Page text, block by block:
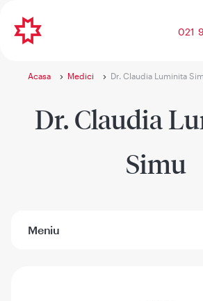
021
Acasa Medici Dr. Claudia Luminita
Dr. Claudia
Simu
Meniu